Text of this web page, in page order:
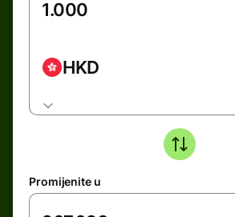
HKD
Promijenite u